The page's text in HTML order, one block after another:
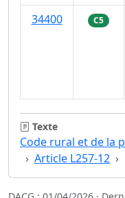
34400
C5
Texte
Code rural et de la
Article L257-12